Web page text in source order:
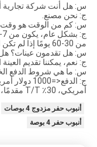
س: هل أنت شركة تجارية
ج: نحن مصنع.
س: كم من الوقت هو وقت
من 30-60 يومًا إذا لم تكن البضائع في المخزون، فهذا يعتمد على الكمية.
س: هل تقدمون عينات؟ هل
ج: نعم، يمكننا تقديم
س: ما هي شروط الدفع
أمريكي، 30٪ T/T مقدمًا، الرصيد قبل الشحن.
أنبوب حفر مزدوج 4 بوصات
أنبوب حفر 4 بوصة